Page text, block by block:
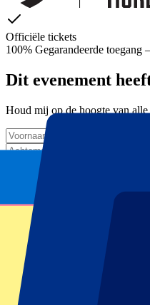
Officiële tickets
100% Gegarandeerde toegang
Dit evenement
Houd mij op de hoogte van alle
Submit
Je informatie wordt in
gebruikt.
Bedankt voor het invullen!
Eventinformatie